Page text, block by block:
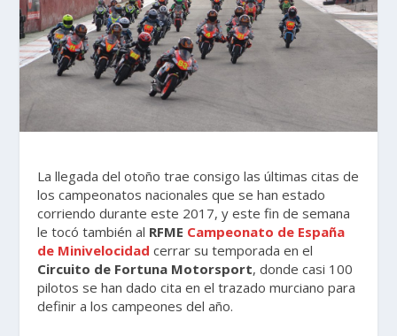
La llegada del otoño trae consigo las últimas citas de
los campeonatos nacionales que se han estado
corriendo durante este 2017, y este fin de semana
le tocó también al RFME Campeonato de España
de Minivelocidad cerrar su temporada en el
Circuito de Fortuna Motorsport, donde casi 100
pilotos se han dado cita en el trazado murciano para
definir a los campeones del año.